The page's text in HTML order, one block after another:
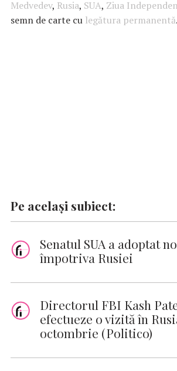
b
o
s
A
te
r
e
dI
l n
g Li
Medvedev, Rusia, SUA, Ziua
semn de carte cu legătura permanentă.
Pe același subiect:
Senatul SUA a adoptat
împotriva Rusiei
Directorul FBI Kash
efectueze o vizită în
octombrie (Politico)